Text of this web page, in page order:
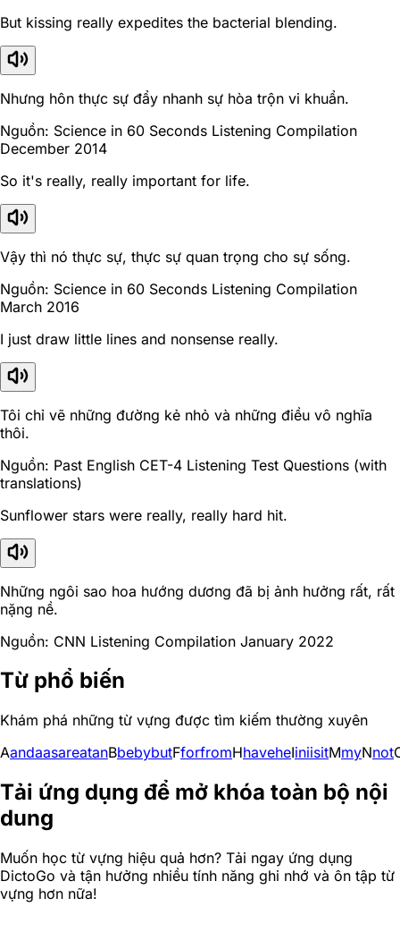
But kissing really expedites the bacterial blending.
Nhưng hôn thực sự đẩy nhanh sự hòa trộn vi khuẩn.
Nguồn: Science in 60 Seconds Listening Compilation
December 2014
So it's really, really important for life.
Vậy thì nó thực sự, thực sự quan trọng cho sự sống.
Nguồn: Science in 60 Seconds Listening Compilation
March 2016
I just draw little lines and nonsense really.
Tôi chỉ vẽ những đường kẻ nhỏ và những điều vô nghĩa
thôi.
Nguồn: Past English CET-4 Listening Test Questions (with
translations)
Sunflower stars were really, really hard hit.
Những ngôi sao hoa hướng dương đã bị ảnh hưởng rất, rất
nặng nề.
Nguồn: CNN Listening Compilation January 2022
Từ phổ biến
Khám phá những từ vựng được tìm kiếm thường xuyên
AandaasareatanBbebybutFforfromHhaveheIiniisitMmyNnot
Tải ứng dụng để mở khóa toàn bộ nội
dung
Muốn học từ vựng hiệu quả hơn? Tải ngay ứng dụng
DictoGo và tận hưởng nhiều tính năng ghi nhớ và ôn tập từ
vựng hơn nữa!